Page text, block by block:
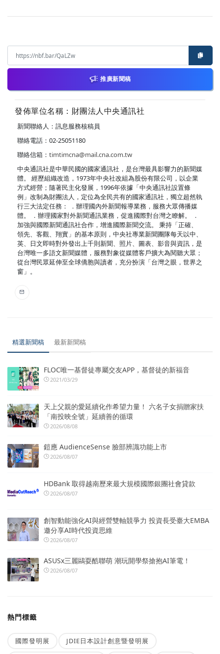
推廣新聞稿
發佈單位名稱：財團法人中央通訊社
新聞聯絡人：訊息服務核稿員
聯絡電話：02-25051180
聯絡信箱： timtimcna@mail.cna.com.tw
中央通訊社是中華民國的國家通訊社，是台灣最具影響力的新聞媒
體。 經歷組織改造，1973年中央社改組為股份有限公司，以企業
方式經營；隨著民主化發展，1996年依據「中央通訊社設置條
例」改制為財團法人，定位為全民共有的國家通訊社，獨立超然執
行三大法定任務： ．辦理國內外新聞報導業務，服務大眾傳播媒
體。 ．辦理國家對外新聞通訊業務，促進國際對台灣之瞭解。 ．
加強與國際新聞通訊社合作，增進國際新聞交流。 秉持「正確、
領先、客觀、翔實」的基本原則，中央社專業新聞團隊每天以中、
英、日文即時對外發出上千則新聞、照片、圖表、影音與資訊，是
台灣唯一多語文新聞媒體，服務對象從媒體客戶擴大為閱聽大眾；
從台灣民眾延伸至全球僑胞與讀者，充分扮演「台灣之眼，世界之
窗」。
精選新聞稿 最新新聞稿
FLOC唯一基督徒專屬交友APP，基督徒的新福音
2021/03/29
天上父親的愛延續化作希望力量！ 六名子女捐贈家扶
「南投映全號」延續善的循環
2026/08/08
鎧應 AudienceSense 臉部辨識功能上市
2026/08/07
HDBank 取得越南歷來最大規模國際銀團社會貸款
2026/08/07
創智動能強化AI與經營雙軸競爭力 投資長受臺大EMBA
邀分享AI時代投資思維
2026/08/07
ASUSx三麗鷗耍酷聯萌 潮玩開學祭搶抱AI筆電！
2026/08/07
熱門標籤
國際發明展 JDIE日本設計創意暨發明展